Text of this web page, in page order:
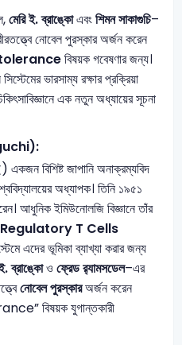
মেরি ই. ব্রাঙ্কোএবংশিমন সাকাগুচি–
নোবেল পুরস্কার অর্জন করেন
বিষয়ক গবেষণার জন্য।
ভারসাম্য রক্ষার প্রক্রিয়া
এক নতুন অধ্যায়ের সূচনা
বিশিষ্ট জাপানি অনাক্রম্যবিদ
অধ্যাপক। তিনি ১৯৫১
আধুনিক ইমিউনোলজি বিজ্ঞানে তাঁর
Regulatory T Cells
এদের ভূমিকা ব্যাখ্যা করার জন্য
ব্রাঙ্কোওফ্রেড র‍্যামসডেল–এর
নোবেল পুরস্কারঅর্জন করেন
বিষয়ক যুগান্তকারী